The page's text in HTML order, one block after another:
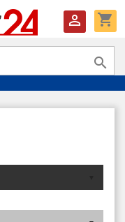
shopping_cart

